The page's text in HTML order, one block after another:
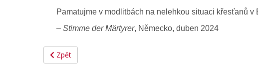
Pamatujme v modlitbách na nelehkou situaci křesťanů
–Stimme der Märtyrer, Německo, duben 2024
Zpět